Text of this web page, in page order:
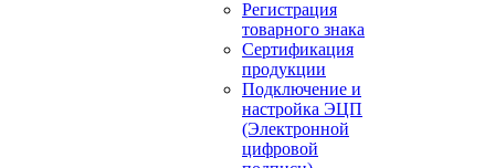
Регистрация
товарного знака
Сертификация
продукции
Подключение и
настройка ЭЦП
(Электронной
цифровой